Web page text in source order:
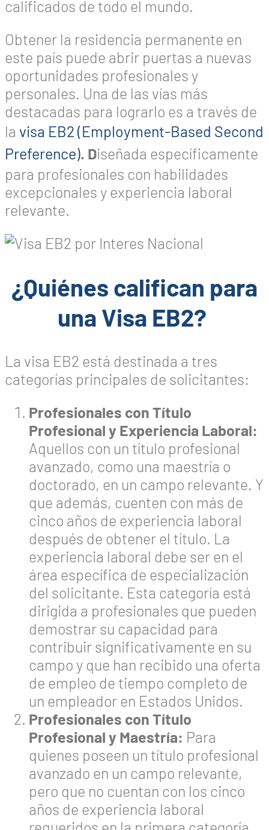
calificados de todo el mundo.
Obtener la residencia permanente en
este país puede abrir puertas a nuevas
oportunidades profesionales y
personales. Una de las vías más
destacadas para lograrlo es a través de
la visa EB2 (Employment-Based Second
Preference). Diseñada específicamente
para profesionales con habilidades
excepcionales y experiencia laboral
relevante.
¿Quiénes califican para
una Visa EB2?
La visa EB2 está destinada a tres
categorías principales de solicitantes:
Profesionales con Título
Profesional y Experiencia Laboral:
Aquellos con un título profesional
avanzado, como una maestría o
doctorado, en un campo relevante. Y
que además, cuenten con más de
cinco años de experiencia laboral
después de obtener el título. La
experiencia laboral debe ser en el
área específica de especialización
del solicitante. Esta categoría está
dirigida a profesionales que pueden
demostrar su capacidad para
contribuir significativamente en su
campo y que han recibido una oferta
de empleo de tiempo completo de
un empleador en Estados Unidos.
Profesionales con Título
Profesional y Maestría: Para
quienes poseen un título profesional
avanzado en un campo relevante,
pero que no cuentan con los cinco
años de experiencia laboral